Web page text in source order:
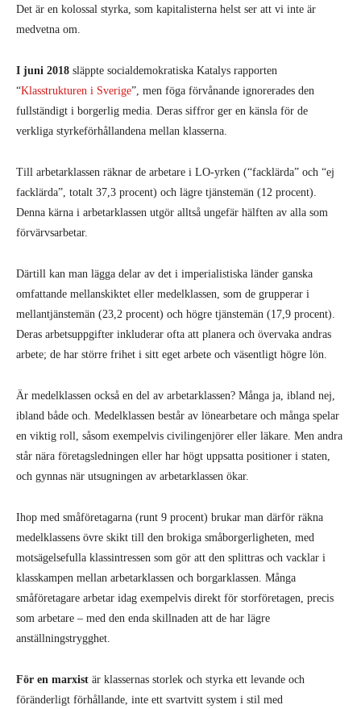
Det är en kolossal styrka, som kapitalisterna helst ser att vi inte är
medvetna om.
I juni 2018 släppte socialdemokratiska Katalys rapporten
“Klasstrukturen i Sverige”, men föga förvånande ignorerades den
fullständigt i borgerlig media. Deras siffror ger en känsla för de
verkliga styrkeförhållandena mellan klasserna.
Till arbetarklassen räknar de arbetare i LO-yrken (“facklärda” och “ej
facklärda”, totalt 37,3 procent) och lägre tjänstemän (12 procent).
Denna kärna i arbetarklassen utgör alltså ungefär hälften av alla som
förvärvsarbetar.
Därtill kan man lägga delar av det i imperialistiska länder ganska
omfattande mellanskiktet eller medelklassen, som de grupperar i
mellantjänstemän (23,2 procent) och högre tjänstemän (17,9 procent).
Deras arbetsuppgifter inkluderar ofta att planera och övervaka andras
arbete; de har större frihet i sitt eget arbete och väsentligt högre lön.
Är medelklassen också en del av arbetarklassen? Många ja, ibland nej,
ibland både och. Medelklassen består av lönearbetare och många spelar
en viktig roll, såsom exempelvis civilingenjörer eller läkare. Men andra
står nära företagsledningen eller har högt uppsatta positioner i staten,
och gynnas när utsugningen av arbetarklassen ökar.
Ihop med småföretagarna (runt 9 procent) brukar man därför räkna
medelklassens övre skikt till den brokiga småborgerligheten, med
motsägelsefulla klassintressen som gör att den splittras och vacklar i
klasskampen mellan arbetarklassen och borgarklassen. Många
småföretagare arbetar idag exempelvis direkt för storföretagen, precis
som arbetare – med den enda skillnaden att de har lägre
anställningstrygghet.
För en marxist är klassernas storlek och styrka ett levande och
föränderligt förhållande, inte ett svartvitt system i stil med